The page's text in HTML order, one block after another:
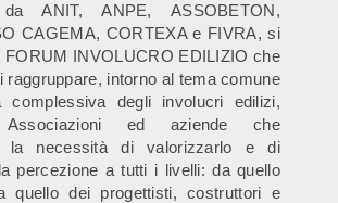
ANIT, ANPE, ASSOBETON,
CAGEMA, CORTEXA e FIVRA, si
FORUM INVOLUCRO EDILIZIO che
raggruppare, intorno al tema comune
complessiva degli involucri edilizi,
Associazioni ed aziende che
la necessità di valorizzarlo e di
percezione a tutti i livelli: da quello
quello dei progettisti, costruttori e